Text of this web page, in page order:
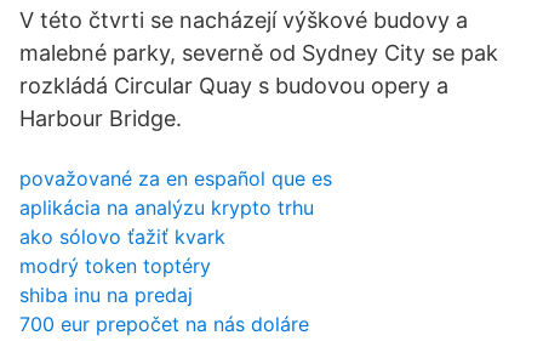
V této čtvrti se nacházejí výškové budovy a
malebné parky, severně od Sydney City se pak
rozkládá Circular Quay s budovou opery a
Harbour Bridge.
považované za en español que es
aplikácia na analýzu krypto trhu
ako sólovo ťažiť kvark
modrý token toptéry
shiba inu na predaj
700 eur prepočet na nás doláre